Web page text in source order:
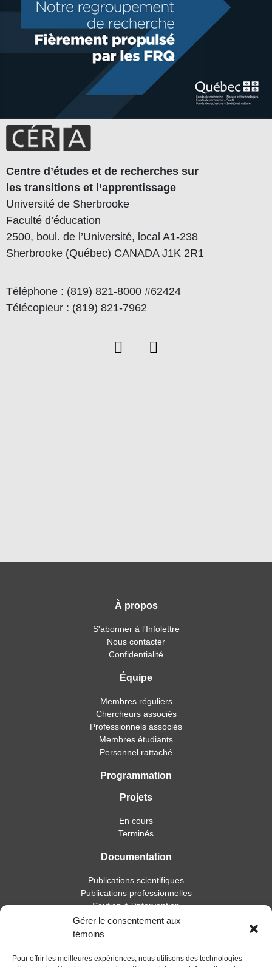
Gérer le consentement aux
témoins
Pour offrir les meilleures expériences, nous utilisons des technologies
Centre d’études et de recherches sur
les transitions et l’apprentissage
Université de Sherbrooke
Faculté d’éducation
2500, boul. de l’Université, local A1-238
Sherbrooke (Québec) CANADA J1K 2R1
Téléphone : (819) 821-8000 #62424
Télécopieur : (819) 821-7962
À propos
S'abonner à l'Infolettre
Nous contacter
Confidentialité
Équipe
Membres réguliers
Chercheurs associés
Professionnels associés
Membres étudiants
Personnel rattaché
Programmation
Projets
En cours
Terminés
Documentation
Publications scientifiques
Publications professionnelles
Soutien à l’intervention
Essais, mémoires et thèses
Notes de recherche
Activités